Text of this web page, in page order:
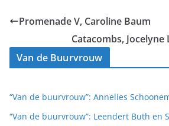
Promenade V, Caroline Baum
Catacombs,
Van de Buurvrouw
“Van de buurvrouw”: Annelies
“Van de buurvrouw”: Leendert Buth en